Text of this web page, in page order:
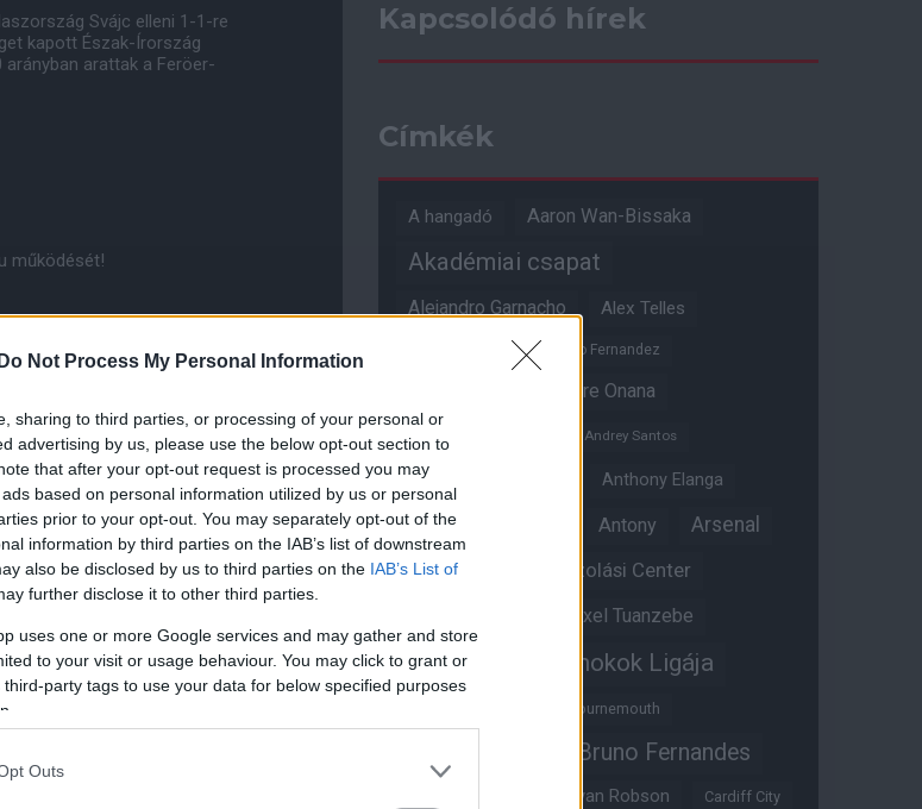
Do Not Process My Personal Information
sharing to third parties, or processing of your personal or
advertising by us, please use the below opt-out section to
that after your opt-out request is processed you may
based on personal information utilized by us or personal
prior to your opt-out. You may separately opt-out of the
information by third parties on the IAB’s list of downstream
also be disclosed by us to third parties on the IAB’s List of
further disclose it to other third parties.
uses one or more Google services and may gather and store
to your visit or usage behaviour. You may click to grant or
party tags to use your data for below specified purposes
Outs
Svájc elleni 1-1-re
kapott Észak-Írország
arattak a Feröer-
működését!
Kapcsolódó hírek
Címkék
A hangadó Aaron Wan-Bissaka
Akadémiai csapat
Alejandro Garnacho Alex Telles
Alvaro Fernandez
Andre Onana
Andreas Pereira
Andrey Santos
Angol válogatott Anthony Elanga
Anthony Martial Antony Arsenal
Aston Villa Átigazolási Center
Axel Tuanzebe
Ayden Heaven Bajnokok Ligája
Bournemouth
Bruno Fernandes
Bryan Robson Cardiff City